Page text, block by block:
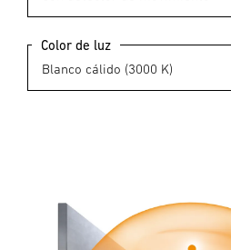
Color de luz